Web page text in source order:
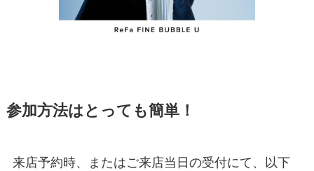
参加方法はとっても簡単！
来店予約時、またはご来店当日の受付にて、以下